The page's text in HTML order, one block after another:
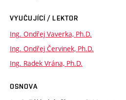
VYUČUJÍCÍ / LEKTOR
Ing. Ondřej Vaverka, Ph.D.
Ing. Ondřej Červinek, Ph.D.
Ing. Radek Vrána, Ph.D.
OSNOVA